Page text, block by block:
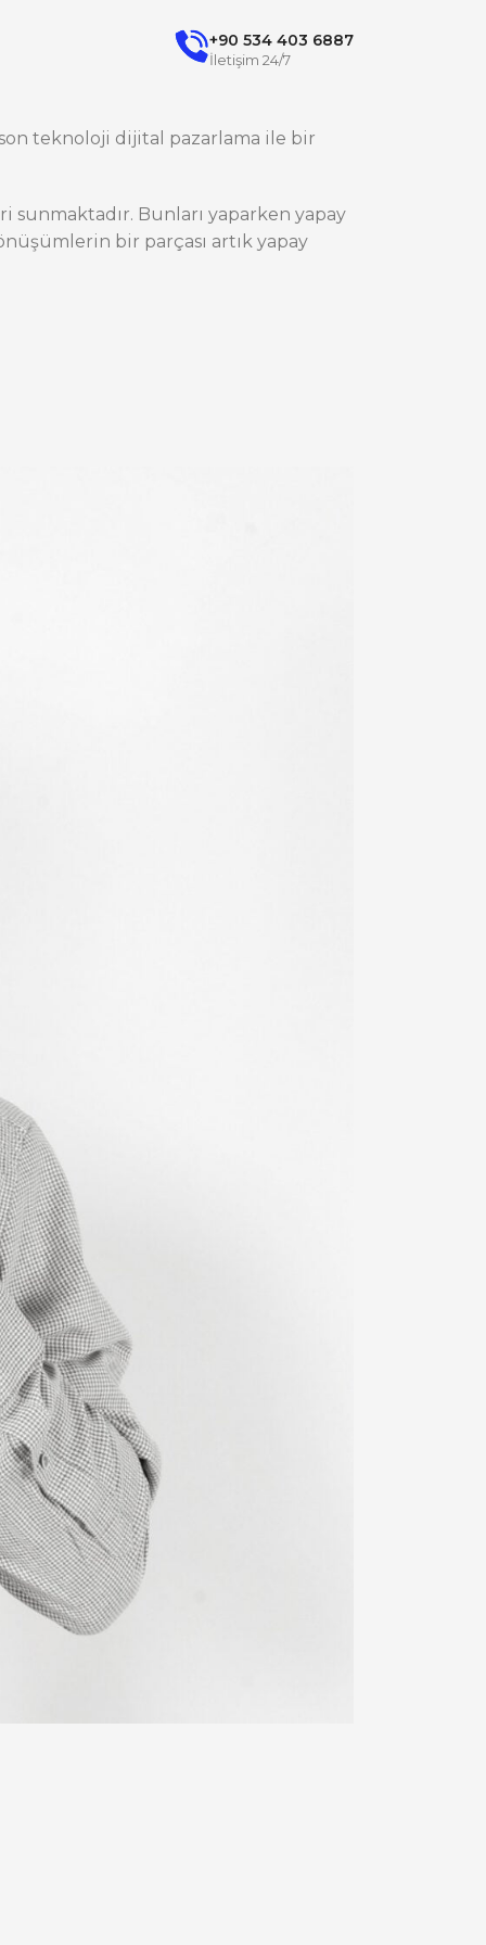
+90 534 403 6887
İletişim 24/7
teknoloji dijital pazarlama ile bir
Bunları yaparken yapay
bir parçası artık yapay